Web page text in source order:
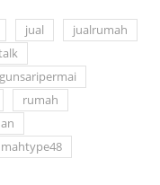
jual
jualrumah
rumah